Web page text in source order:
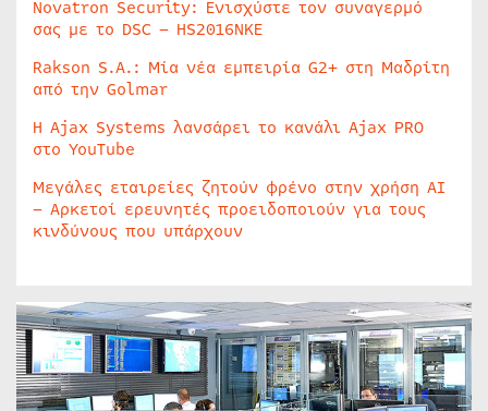
Novatron Security: Ενισχύστε τον συναγερμό
σας με το DSC – HS2016NKE
Rakson S.A.: Μία νέα εμπειρία G2+ στη Μαδρίτη
από την Golmar
Η Ajax Systems λανσάρει το κανάλι Ajax PRO
στο YouTube
Μεγάλες εταιρείες ζητούν φρένο στην χρήση AI
– Αρκετοί ερευνητές προειδοποιούν για τους
κινδύνους που υπάρχουν